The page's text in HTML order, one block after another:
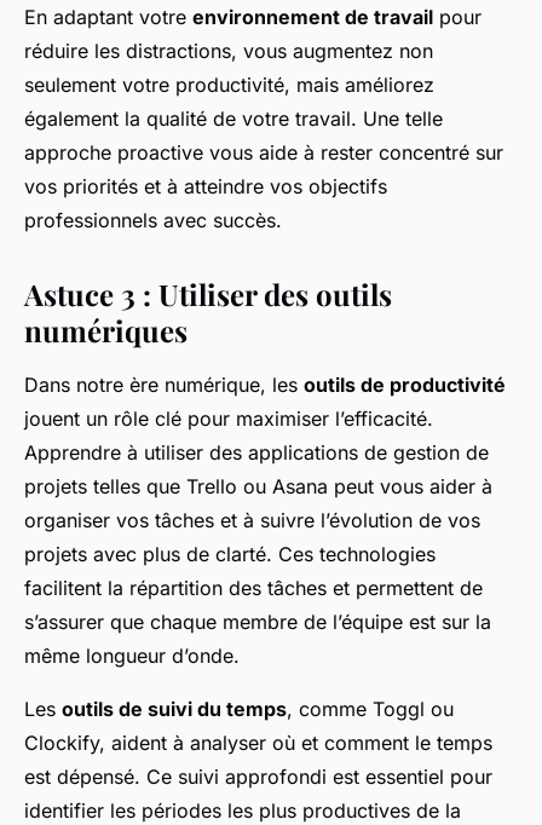
En adaptant votre environnement de travail pour
réduire les distractions, vous augmentez non
seulement votre productivité, mais améliorez
également la qualité de votre travail. Une telle
approche proactive vous aide à rester concentré sur
vos priorités et à atteindre vos objectifs
professionnels avec succès.
Astuce 3 : Utiliser des outils
numériques
Dans notre ère numérique, les outils de productivité
jouent un rôle clé pour maximiser l’efficacité.
Apprendre à utiliser des applications de gestion de
projets telles que Trello ou Asana peut vous aider à
organiser vos tâches et à suivre l’évolution de vos
projets avec plus de clarté. Ces technologies
facilitent la répartition des tâches et permettent de
s’assurer que chaque membre de l’équipe est sur la
même longueur d’onde.
Les outils de suivi du temps, comme Toggl ou
Clockify, aident à analyser où et comment le temps
est dépensé. Ce suivi approfondi est essentiel pour
identifier les périodes les plus productives de la